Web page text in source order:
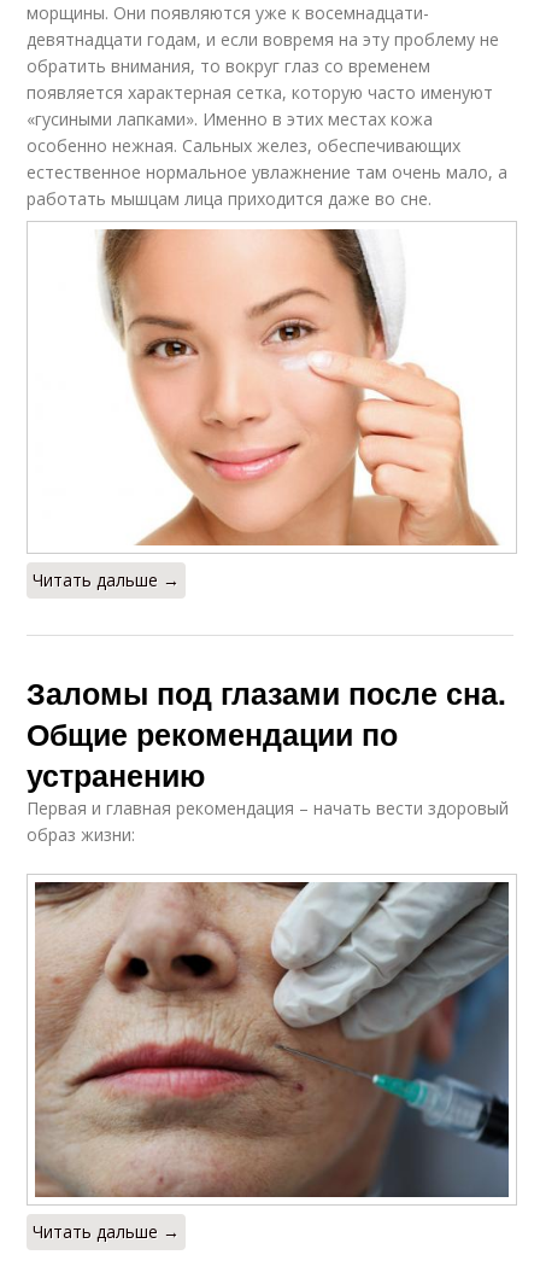
морщины. Они появляются уже к восемнадцати-
девятнадцати годам, и если вовремя на эту проблему не
обратить внимания, то вокруг глаз со временем
появляется характерная сетка, которую часто именуют
«гусиными лапками». Именно в этих местах кожа
особенно нежная. Сальных желез, обеспечивающих
естественное нормальное увлажнение там очень мало, а
работать мышцам лица приходится даже во сне.
Читать дальше →
Заломы под глазами после сна.
Общие рекомендации по
устранению
Первая и главная рекомендация – начать вести здоровый
образ жизни:
Читать дальше →